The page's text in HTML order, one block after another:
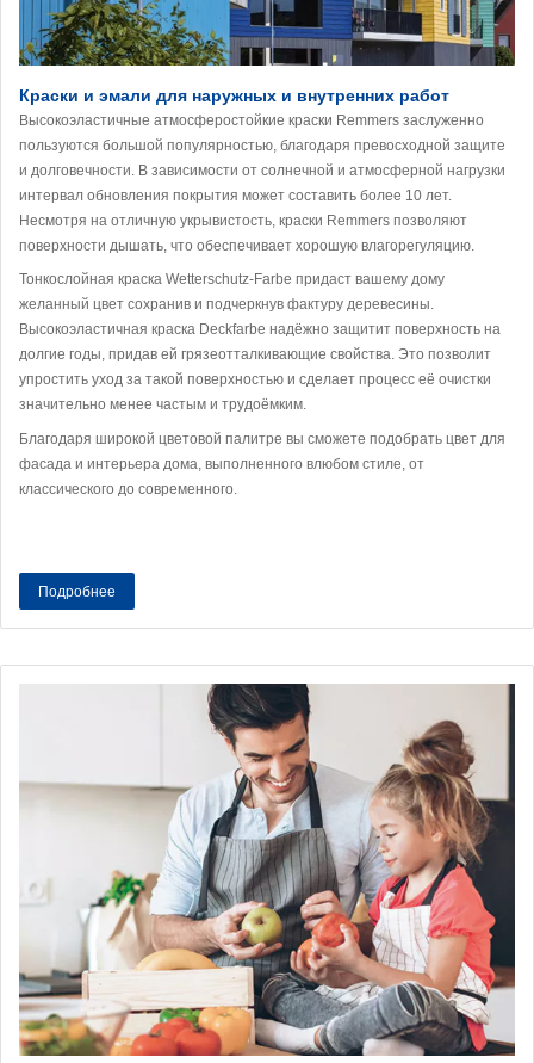
Краски и эмали для наружных и внутренних работ
Высокоэластичные атмосферостойкие краски Remmers заслуженно
пользуются большой популярностью, благодаря превосходной защите
и долговечности. В зависимости от солнечной и атмосферной нагрузки
интервал обновления покрытия может составить более 10 лет.
Несмотря на отличную укрывистость, краски Remmers позволяют
поверхности дышать, что обеспечивает хорошую влагорегуляцию.
Тонкослойная краска Wetterschutz-Farbe придаст вашему дому
желанный цвет сохранив и подчеркнув фактуру деревесины.
Высокоэластичная краска Deckfarbe надёжно защитит поверхность на
долгие годы, придав ей грязеотталкивающие свойства. Это позволит
упростить уход за такой поверхностью и сделает процесс её очистки
значительно менее частым и трудоёмким.
Благодаря широкой цветовой палитре вы сможете подобрать цвет для
фасада и интерьера дома, выполненного влюбом стиле, от
классического до современного.
Подробнее